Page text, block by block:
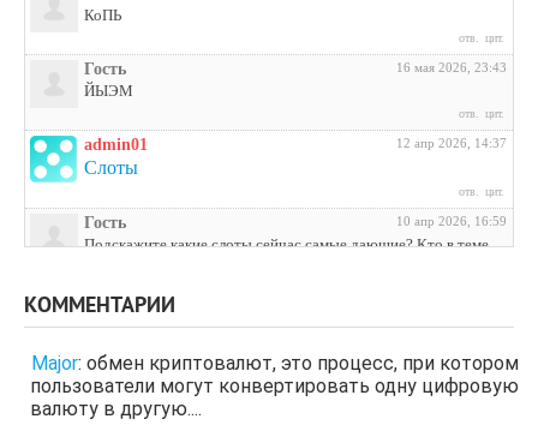
КоПЬ
отв. цит.
Гость 16 мая 2026, 23:43
ЙЫЭМ
отв. цит.
admin01 12 апр 2026, 14:37
Слоты
отв. цит.
Гость 10 апр 2026, 16:59
Подскажите какие слоты сейчас самые дающие? Кто в теме
Гость
отв. цит.
Гость 26 мар 2026, 01:35
мЛЙК
КОММЕНТАРИИ
Major: обмен криптовалют, это процесс, при котором
пользователи могут конвертировать одну цифровую
валюту в другую....